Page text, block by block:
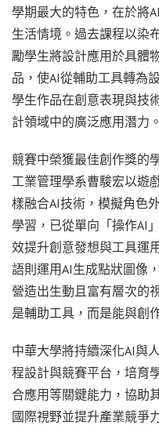
學期最大的特色，在於將
生活情境。過去課程以染
勵學生將設計應用於具體
品，使AI從輔助工具轉為
學生作品在創意表現與技
計領域中的廣泛應用潛力。
競賽中榮獲最佳創作獎的
工業管理學系曹駿宏以遊
樣融合AI技術，模擬角色
學習，已從單向「操作AI
效提升創意發想與工具運
語則運用AI生成點狀圖像
營造出生動且富有層次的
是輔助工具，而是能與創
中華大學將持續深化AI與
程設計與競賽平台，培育
合應用等關鍵能力，協助
國際視野並提升產業競爭